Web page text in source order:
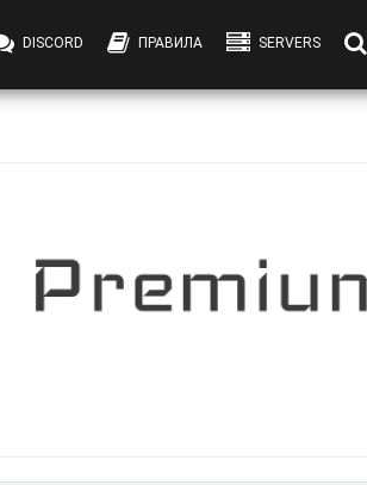
DISCORD ПРАВИЛА SERVERS